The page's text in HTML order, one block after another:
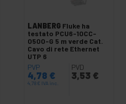
LANBERG Fluke ha
testato PCU6-10CC-
0500-G 5 m verde Cat.
Cavo di rete Ethernet
UTP 6
PVP
4,78 €
4,78 € IVA inc.
PVD
3,53 €